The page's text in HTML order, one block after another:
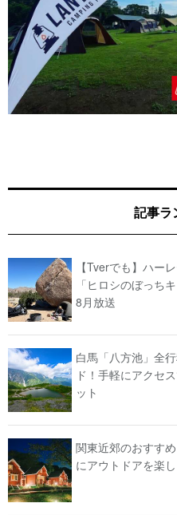
記事ラ
【Tverでも】ハー
「ヒロシのぼっち
8月放送
白馬「八方池」全
ド！手軽にアクセ
ット
関東近郊のおすす
にアウトドアを楽